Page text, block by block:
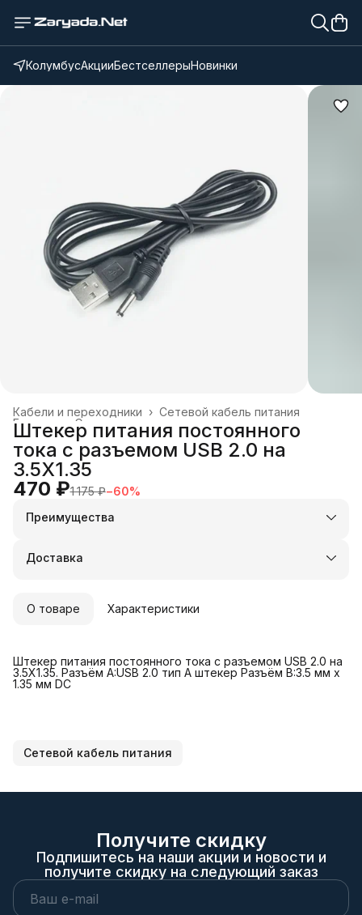
КолумбусАкцииБестселлерыНовинки
Сетевой кабель питания
Кабели и переходники ›
Электроника
Главная
Штекер питания постоянного
тока с разъемом USB 2.0 на
3.5X1.35
470 ₽1 175 ₽−60%
Преимущества
Оплата частями в Сплит
Удобный возврат
Доставка
О товаре Характеристики
Штекер питания постоянного тока с разъемом USB 2.0 на
3.5X1.35. Разъём A:USB 2.0 тип A штекер Разъём B:3.5 мм x
1.35 мм DC
Сетевой кабель питания
Получите скидку
Подпишитесь на наши акции и новости и
получите скидку на следующий заказ